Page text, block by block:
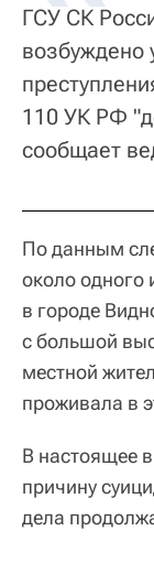
ГСУ СК
возбуждено
110 УК РФ
сообщает
По данным
около одного
в городе
с большой
местной
проживала в
В настоящее
причину
дела